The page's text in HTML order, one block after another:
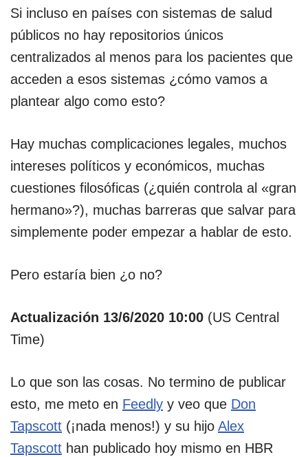
Si incluso en países con sistemas de salud
públicos no hay repositorios únicos
centralizados al menos para los pacientes que
acceden a esos sistemas ¿cómo vamos a
plantear algo como esto?
Hay muchas complicaciones legales, muchos
intereses políticos y económicos, muchas
cuestiones filosóficas (¿quién controla al «gran
hermano»?), muchas barreras que salvar para
simplemente poder empezar a hablar de esto.
Pero estaría bien ¿o no?
Actualización 13/6/2020 10:00 (US Central
Time)
Lo que son las cosas. No termino de publicar
esto, me meto en Feedly y veo que Don
Tapscott (¡nada menos!) y su hijo Alex
Tapscott han publicado hoy mismo en HBR